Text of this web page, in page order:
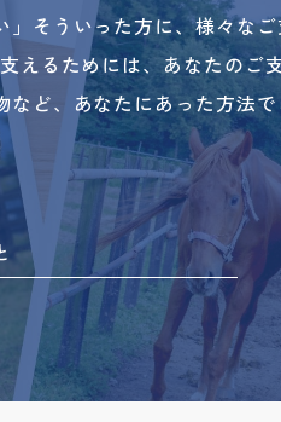
」そういった方に、様々な
えるためには、あなたのご
など、あなたにあった方法